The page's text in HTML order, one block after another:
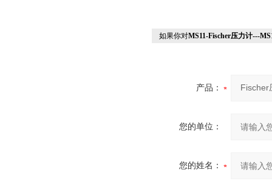
如果你对MS11-Fischer压力计---
产品：
您的单位：
您的姓名：